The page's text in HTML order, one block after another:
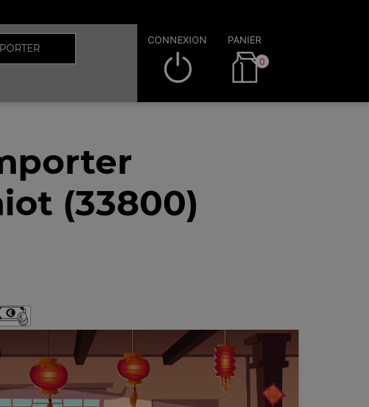
CONNEXION PANIER
0
(33800)